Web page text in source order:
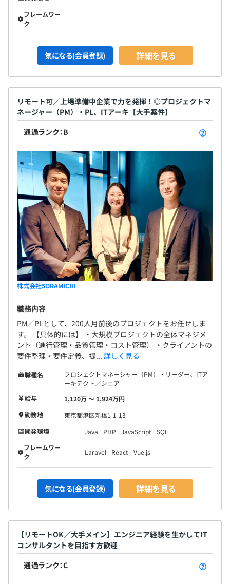
フレームワー
ク
気になる(会員登録) 詳細を見る
リモート可／上場準備中企業で力を発揮！◎プロジェクトマ
ネージャー（PM）・PL、ITアーキ【大手案件】
通過ランク：B
株式会社SORAMICHI
職務内容
PM／PLとして、200人月前後のプロジェクトをお任せしま
す。 【具体的には】 ・大規模プロジェクトの全体マネジメ
ント（進行管理・品質管理・コスト管理） ・クライアントの
要件整理・要件定義、提... 詳しく見る
職種名
プロジェクトマネージャー（PM）・リーダー、ITア
ーキテクト／シニア
給与
1,120万 〜 1,924万円
勤務地
東京都港区新橋1-1-13
開発環境
Java PHP JavaScript SQL
フレームワー
ク
Laravel React Vue.js
気になる(会員登録) 詳細を見る
【リモートOK／大手メイン】エンジニア経験を生かしてIT
コンサルタントを目指す方歓迎
通過ランク：C